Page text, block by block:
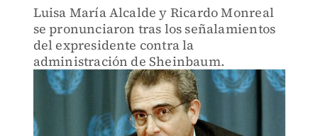
Luisa María Alcalde y Ricardo Monreal
se pronunciaron tras los señalamientos
del expresidente contra la
administración de Sheinbaum.